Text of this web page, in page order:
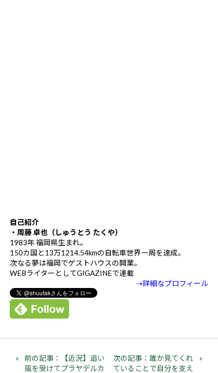
自己紹介
・周藤 卓也（しゅうとう たくや）
1983年 福岡県生まれ。
150カ国と13万1214.54kmの自転車世界一周を達成。
次なる夢は福岡でゲストハウスの開業。
WEBライターとしてGIGAZINEで連載
⇢詳細なプロフィール
前の記事：【近況】追い
風を受けてプラヤデルカ
次の記事：誰か見てくれ
ていることで自分を支え